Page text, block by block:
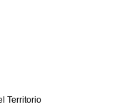
Territorio